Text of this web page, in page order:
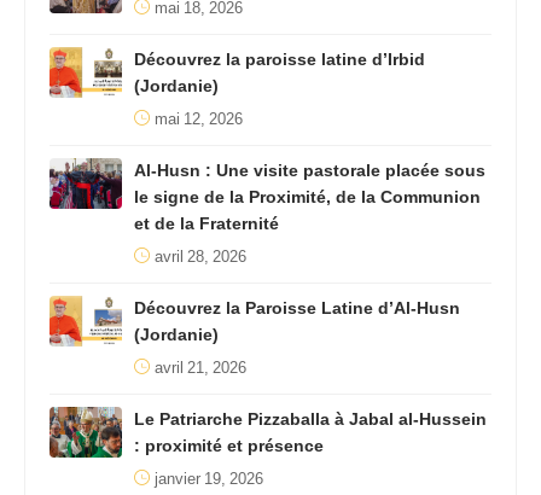
mai 18, 2026
Découvrez la paroisse latine d’Irbid
(Jordanie)
mai 12, 2026
Al-Husn : Une visite pastorale placée sous
le signe de la Proximité, de la Communion
et de la Fraternité
avril 28, 2026
Découvrez la Paroisse Latine d’Al-Husn
(Jordanie)
avril 21, 2026
Le Patriarche Pizzaballa à Jabal al-Hussein
: proximité et présence
janvier 19, 2026